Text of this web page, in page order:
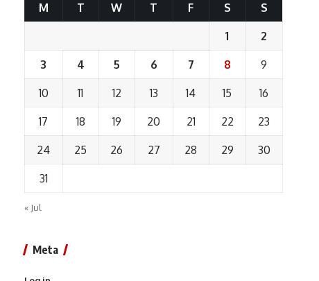
M T W T F S S
1 2
3 4 5 6 7 8 9
10 11 12 13 14 15 16
17 18 19 20 21 22 23
24 25 26 27 28 29 30
31
« Jul
Meta